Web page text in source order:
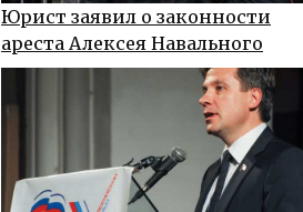
Юрист заявил о законности
ареста Алексея Навального